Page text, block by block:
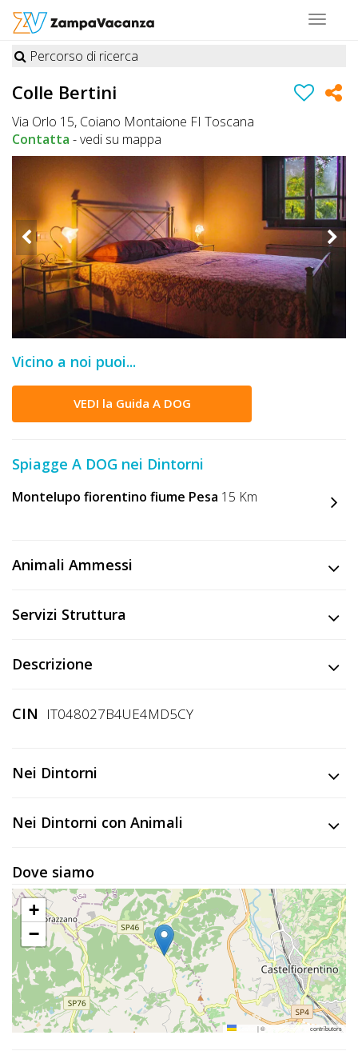
Toggle
STRUTTURE
A
DOG
LUOGHI
A
DOG
OFFERTE
A
DOG
A
DOG
CHIEDI
SCONTO
Tutorial
Lavora
Noi
Inserisci
Attività
Accedi
Registrati
Percorso di ricerca
Colle Bertini
Via Orlo 15, Coiano Montaione FI Toscana
Contatta -vedi su mappa
Vicino a noi puoi...
VEDI la Guida A DOG
Spiagge A DOG nei Dintorni
Montelupo fiorentino fiume Pesa 15 Km
Animali Ammessi
Servizi Struttura
Descrizione
CIN IT048027B4UE4MD5CY
Nei Dintorni
Nei Dintorni con Animali
Dove siamo
+
−
|© contributors